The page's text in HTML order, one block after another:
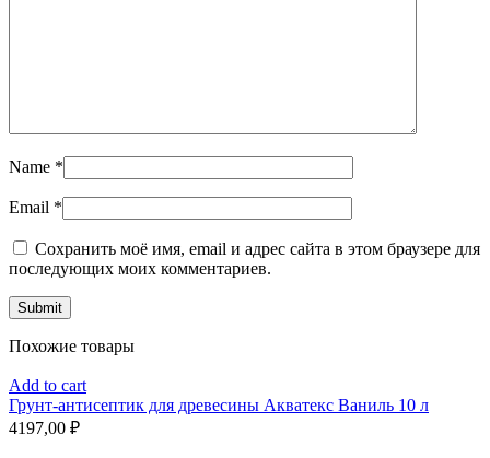
Name *
Email *
Сохранить моё имя, email и адрес сайта в этом браузере для
последующих моих комментариев.
Похожие товары
Add to cart
Грунт-антисептик для древесины Акватекс Ваниль 10 л
4197,00 ₽